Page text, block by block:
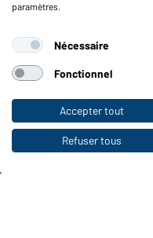
Vers la
Caractéristiques du produit
Conseils d'entretien
Tailles
Couleurs
paramètres.
Nécessaire
Fonctionnel
Accepter tout
Refuser tous